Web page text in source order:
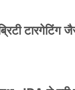
टारगेटिंग